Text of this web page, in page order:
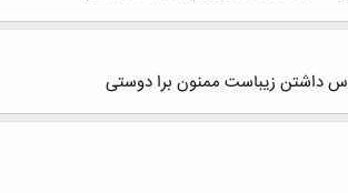
داشتن زیباست ممنون برا دوستی